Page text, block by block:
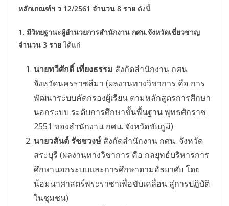
หลักเกณฑ์ฯ ว 12/2561 จำนวน 8 ราย ดังนี้
1. มีวิทยฐานะผู้อำนวยการสำนักงาน กศน.จังหวัดเชี่ยวชาญ
จำนวน 3 รายได้แก่
นายทวีศักดิ์ เที่ยงธรรม สังกัดสำนักงาน กศน.
จังหวัดนครราชสีมา (ผลงานทางวิชาการ คือ การ
พัฒนาระบบคัดกรองผู้เรียน ตามหลักสูตรการศึกษา
นอกระบบ ระดับการศึกษาขั้นพื้นฐาน พุทธศักราช
2551 ของสำนักงาน กศน. จังหวัดชัยภูมิ)
นายวสันต์ รัชชวงษ์ สังกัดสำนักงาน กศน. จังหวัด
สระบุรี (ผลงานทางวิชาการ คือ กลยุทธ์บริหารการ
ศึกษานอกระบบและการศึกษาตามอัธยาศัย โดย
น้อมนาศาสตร์พระราชาเพื่อขับเคลื่อน สู่การปฏิบัติ
ในชุมชน)